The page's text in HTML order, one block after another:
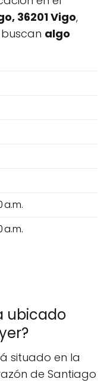
36201 Vigo,
algo
a.m.
a.m.
ubicado
situado en la
de Santiago